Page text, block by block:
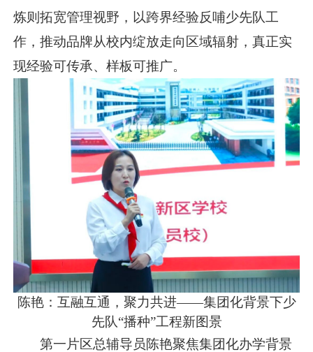
炼则拓宽管理视野，以跨界经验反哺少先队工
作，推动品牌从校内绽放走向区域辐射，真正实
现经验可传承、样板可推广。
陈艳：互融互通，聚力共进——集团化背景下少
先队“播种”工程新图景
第一片区总辅导员陈艳聚焦集团化办学背景